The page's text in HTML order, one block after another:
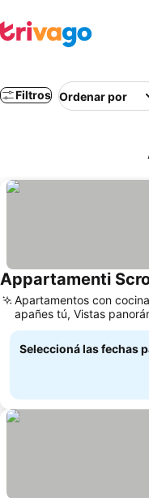
Filtros Ordenar por
Appartamenti
Apartamentos con
apañes tú, Vistas
y sus monumentos
Seleccioná las fechas